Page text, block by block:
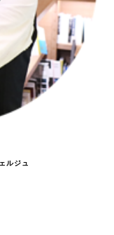
ルジュ